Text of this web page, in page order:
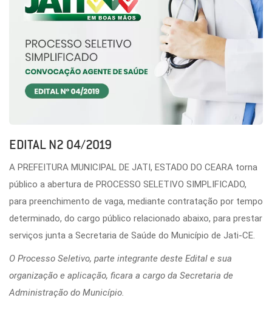
EDITAL N2 04/2019
A PREFEITURA MUNICIPAL DE JATI, ESTADO DO CEARA torna
público a abertura de PROCESSO SELETIVO SIMPLIFICADO,
para preenchimento de vaga, mediante contratação por tempo
determinado, do cargo público relacionado abaixo, para prestar
serviços junta a Secretaria de Saúde do Município de Jati-CE.
O Processo Seletivo, parte integrante deste Edital e sua
organização e aplicação, ficara a cargo da Secretaria de
Administração do Município.